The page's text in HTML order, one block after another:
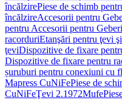
încălzirePiese de schimb
încălzireAccesorii pentru
pentru Accesorii pentru
racorduriEtanşări pentru ţevi
ţeviDispozitive de fixare
Dispozitive de fixare pentru
șuruburi pentru conexiuni cu
Mapress CuNiFePiese de
CuNiFeŢevi 2.1972Mufe